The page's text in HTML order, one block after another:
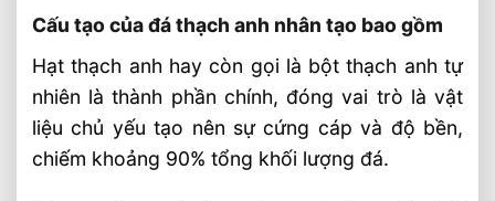
gồm
Quy trình sản xuất được thực hiện theo
các bước sau
Có những loại đá thạch anh nhân tạo nào
?
Cấu tạo của đá thạch anh nhân tạo bao gồm
Hạt thạch anh hay còn gọi là bột thạch anh tự
nhiên là thành phần chính, đóng vai trò là vật
liệu chủ yếu tạo nên sự cứng cáp và độ bền,
chiếm khoảng 90% tổng khối lượng đá.